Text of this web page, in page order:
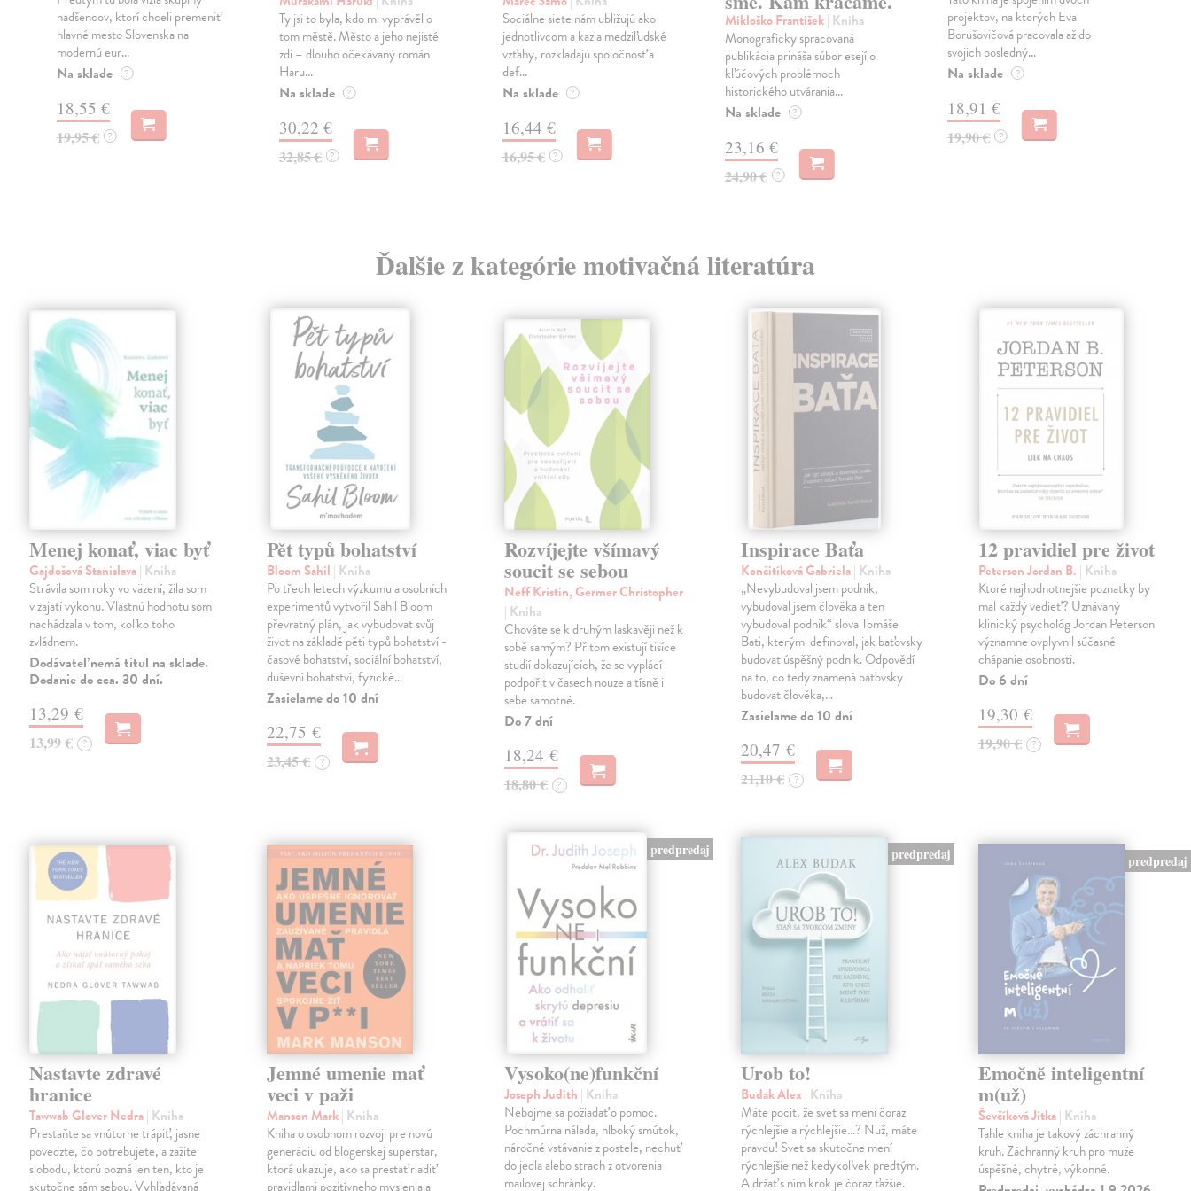
nadšencov, ktorí chceli premeniť
hlavné mesto Slovenska na
modernú eur...
Na sklade ?
18,55 €
19,95 € ?
Ty jsi to byla, kdo mi vyprávěl o
tom městě. Město a jeho nejisté
zdi – dlouho očekávaný román
Haru...
Na sklade ?
30,22 €
32,85 € ?
Sociálne siete nám ubližujú ako
jednotlivcom a kazia medziľudské
vzťahy, rozkladajú spoločnosť a
def...
Na sklade ?
16,44 €
16,95 € ?
Mikloško František| Kniha
Monograficky spracovaná
publikácia prináša súbor esejí o
kľúčových problémoch
historického utvárania...
Na sklade ?
23,16 €
24,90 € ?
projektov, na ktorých Eva
Borušovičová pracovala až do
svojich posledný...
Na sklade ?
18,91 €
19,90 € ?
Ďalšie z kategórie motivačná literatúra
Menej konať, viac byť
Gajdošová Stanislava| Kniha
Strávila som roky vo väzení, žila som
v zajatí výkonu. Vlastnú hodnotu som
nachádzala v tom, koľko toho
zvládnem.
Dodávateľ nemá titul na sklade.
Dodanie do cca. 30 dní.
13,29 €
13,99 € ?
Pět typů bohatství
Bloom Sahil | Kniha
Po třech letech výzkumu a osobních
experimentů vytvořil Sahil Bloom
převratný plán, jak vybudovat svůj
život na základě pěti typů bohatství -
časové bohatství, sociální bohatství,
duševní bohatství, fyzické…
Zasielame do 10 dní
22,75 €
23,45 € ?
Rozvíjejte všímavý
soucit se sebou
Neff Kristin, Germer Christopher
| Kniha
Chováte se k druhým laskavěji než k
sobě samým? Přitom existují tisíce
studií dokazujících, že se vyplácí
podpořit v časech nouze a tísně i
sebe samotné.
Do 7 dní
18,24 €
18,80 € ?
Inspirace Baťa
Končitíková Gabriela| Kniha
„Nevybudoval jsem podnik,
vybudoval jsem člověka a ten
vybudoval podnik“ slova Tomáše
Bati, kterými definoval, jak baťovsky
budovat úspěšný podnik. Odpovědí
na to, co tedy znamená baťovsky
budovat člověka,…
Zasielame do 10 dní
20,47 €
21,10 € ?
12 pravidiel pre život
Peterson Jordan B. | Kniha
Ktoré najhodnotnejšie poznatky by
mal každý vedieť? Uznávaný
klinický psychológ Jordan Peterson
významne ovplyvnil súčasné
chápanie osobnosti.
Do 6 dní
19,30 €
19,90 € ?
Nastavte zdravé
hranice
Tawwab Glover Nedra| Kniha
Prestaňte sa vnútorne trápiť, jasne
povedzte, čo potrebujete, a zažite
slobodu, ktorú pozná len ten, kto je
skutočne sám sebou. Vyhľadávaná
Jemné umenie mať
veci v paži
Manson Mark| Kniha
Kniha o osobnom rozvoji pre novú
generáciu od blogerskej superstar,
ktorá ukazuje, ako sa prestať riadiť
pravidlami pozitívneho myslenia a
predpredaj
Vysoko(ne)funkční
Joseph Judith | Kniha
Nebojme sa požiadať o pomoc.
Pochmúrna nálada, hlboký smútok,
náročné vstávanie z postele, nechuť
do jedla alebo strach z otvorenia
mailovej schránky.
predpredaj
Urob to!
Budak Alex | Kniha
Máte pocit, že svet sa mení čoraz
rýchlejšie a rýchlejšie…? Nuž, máte
pravdu! Svet sa skutočne mení
rýchlejšie než kedykoľvek predtým.
A držať s ním krok je čoraz ťažšie.
predpredaj
Emočně inteligentní
m(už)
Ševčíková Jitka| Kniha
Tahle kniha je takový záchranný
kruh. Záchranný kruh pro muže
úspěšné, chytré, výkonné.